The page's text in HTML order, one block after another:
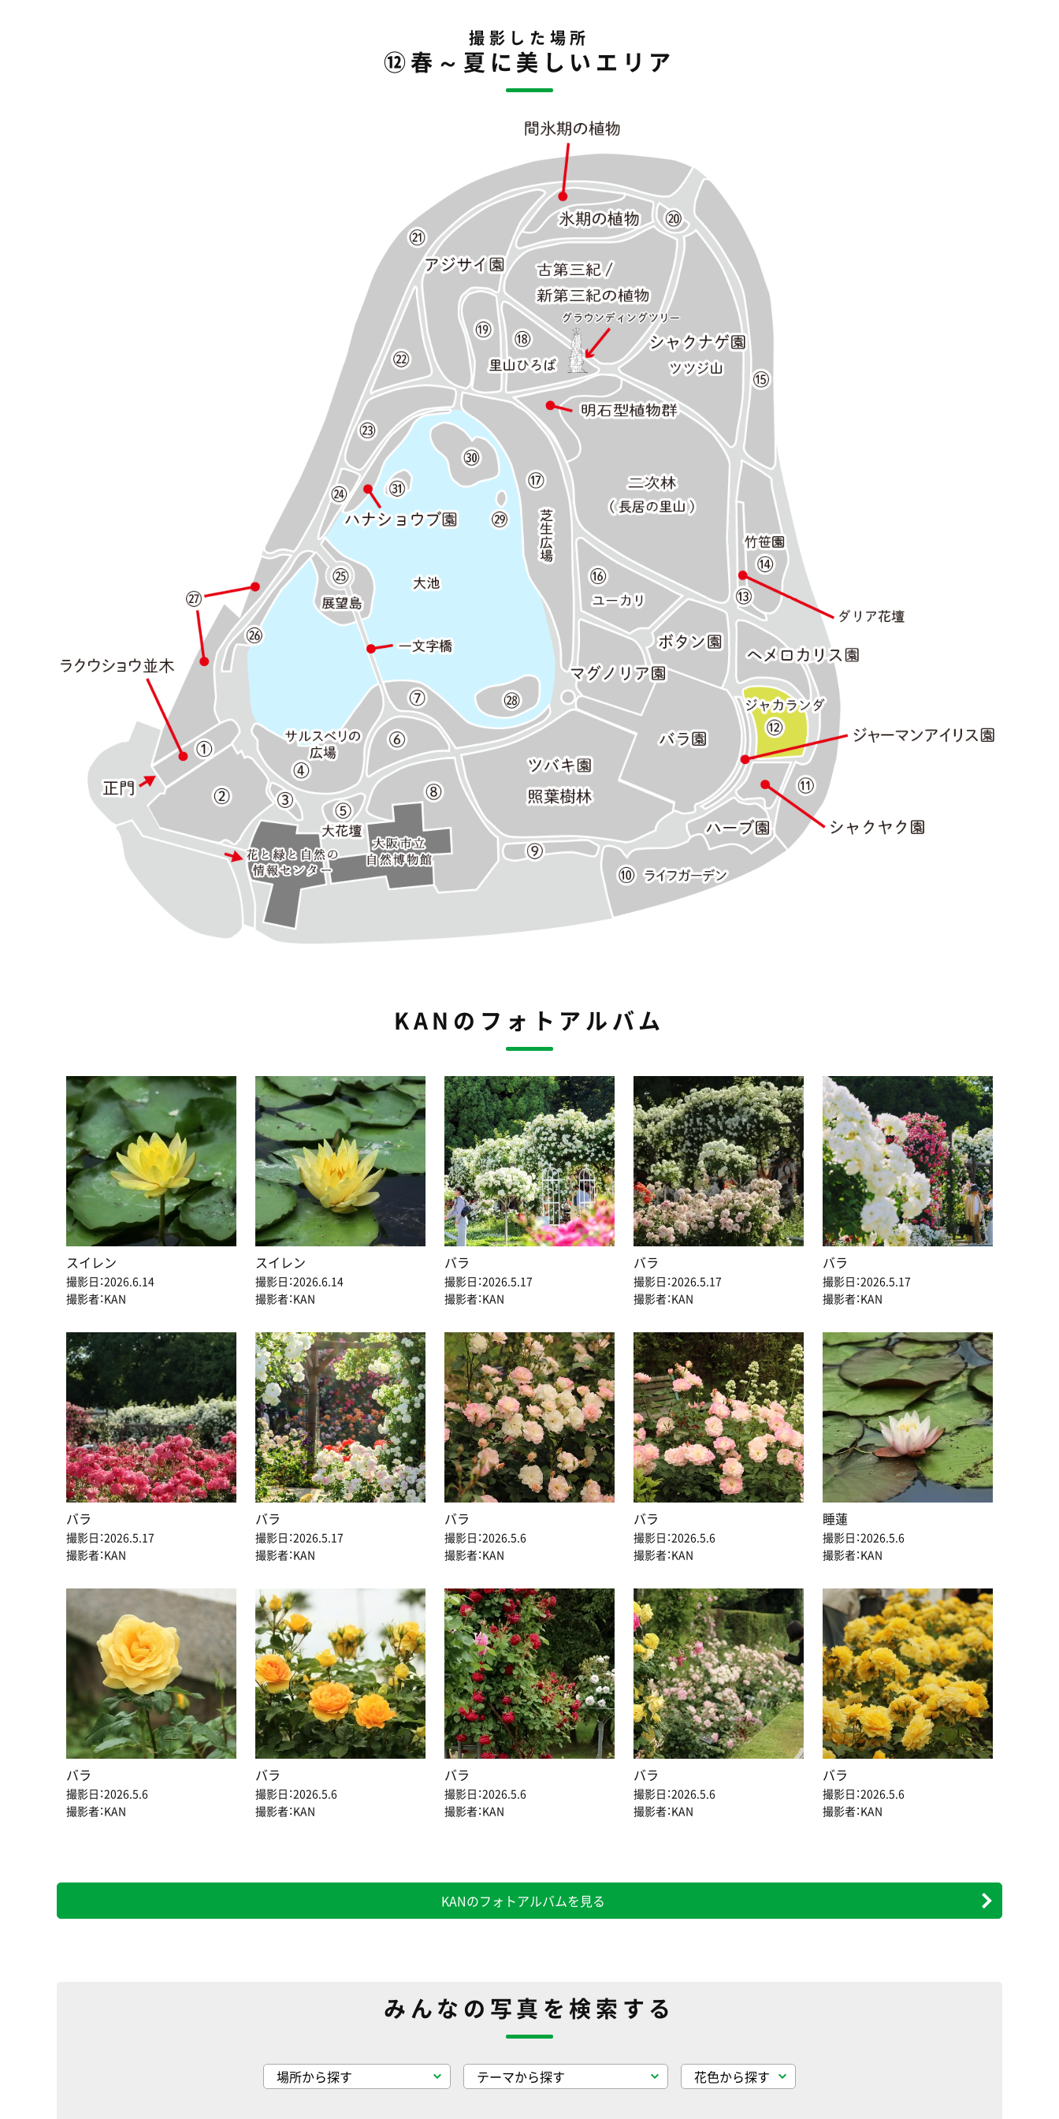
撮影した場所
⑫春～夏に美しいエリア
KANのフォトアルバム
スイレン
撮影日：2026.6.14
撮影者：KAN
スイレン
撮影日：2026.6.14
撮影者：KAN
バラ
撮影日：2026.5.17
撮影者：KAN
バラ
撮影日：2026.5.17
撮影者：KAN
バラ
撮影日：2026.5.17
撮影者：KAN
バラ
撮影日：2026.5.17
撮影者：KAN
バラ
撮影日：2026.5.17
撮影者：KAN
バラ
撮影日：2026.5.6
撮影者：KAN
バラ
撮影日：2026.5.6
撮影者：KAN
睡蓮
撮影日：2026.5.6
撮影者：KAN
バラ
撮影日：2026.5.6
撮影者：KAN
バラ
撮影日：2026.5.6
撮影者：KAN
バラ
撮影日：2026.5.6
撮影者：KAN
バラ
撮影日：2026.5.6
撮影者：KAN
バラ
撮影日：2026.5.6
撮影者：KAN
KANのフォトアルバムを見る
みんなの写真を検索する